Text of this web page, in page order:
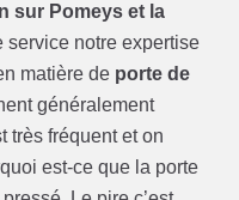
sur Pomeys et la
service notre expertise
matière de porte de
généralement
très fréquent et on
est-ce que la porte